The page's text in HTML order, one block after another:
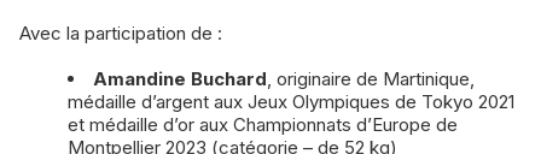
Avec la participation de :
Amandine Buchard, originaire de Martinique,
médaille d’argent aux Jeux Olympiques de Tokyo 2021
et médaille d’or aux Championnats d’Europe de
Montpellier 2023 (catégorie – de 52 kg)